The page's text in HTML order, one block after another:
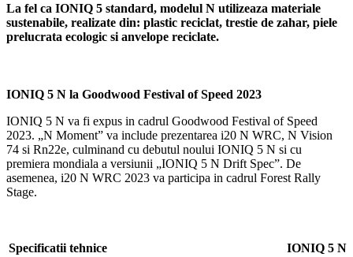
La fel ca IONIQ 5 standard, modelul N utilizeaza materiale
sustenabile, realizate din: plastic reciclat, trestie de zahar, piele
prelucrata ecologic si anvelope reciclate.
IONIQ 5 N la Goodwood Festival of Speed 2023
IONIQ 5 N va fi expus in cadrul Goodwood Festival of Speed
2023. „N Moment” va include prezentarea i20 N WRC, N Vision
74 si Rn22e, culminand cu debutul noului IONIQ 5 N si cu
premiera mondiala a versiunii „IONIQ 5 N Drift Spec”. De
asemenea, i20 N WRC 2023 va participa in cadrul Forest Rally
Stage.
Specificatii tehnice IONIQ 5 N